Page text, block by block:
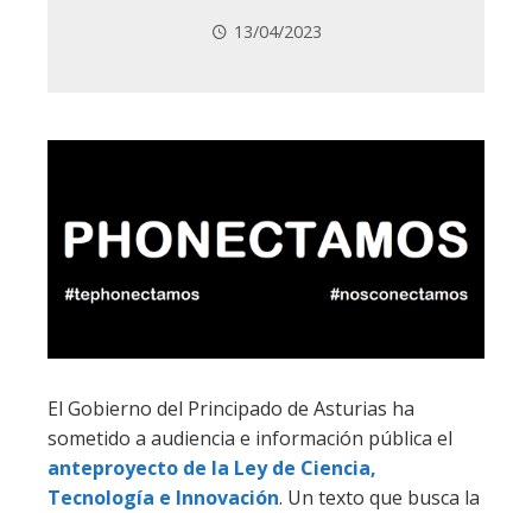
13/04/2023
El Gobierno del Principado de Asturias ha
sometido a audiencia e información pública el
anteproyecto de la Ley de Ciencia,
Tecnología e Innovación. Un texto que busca la